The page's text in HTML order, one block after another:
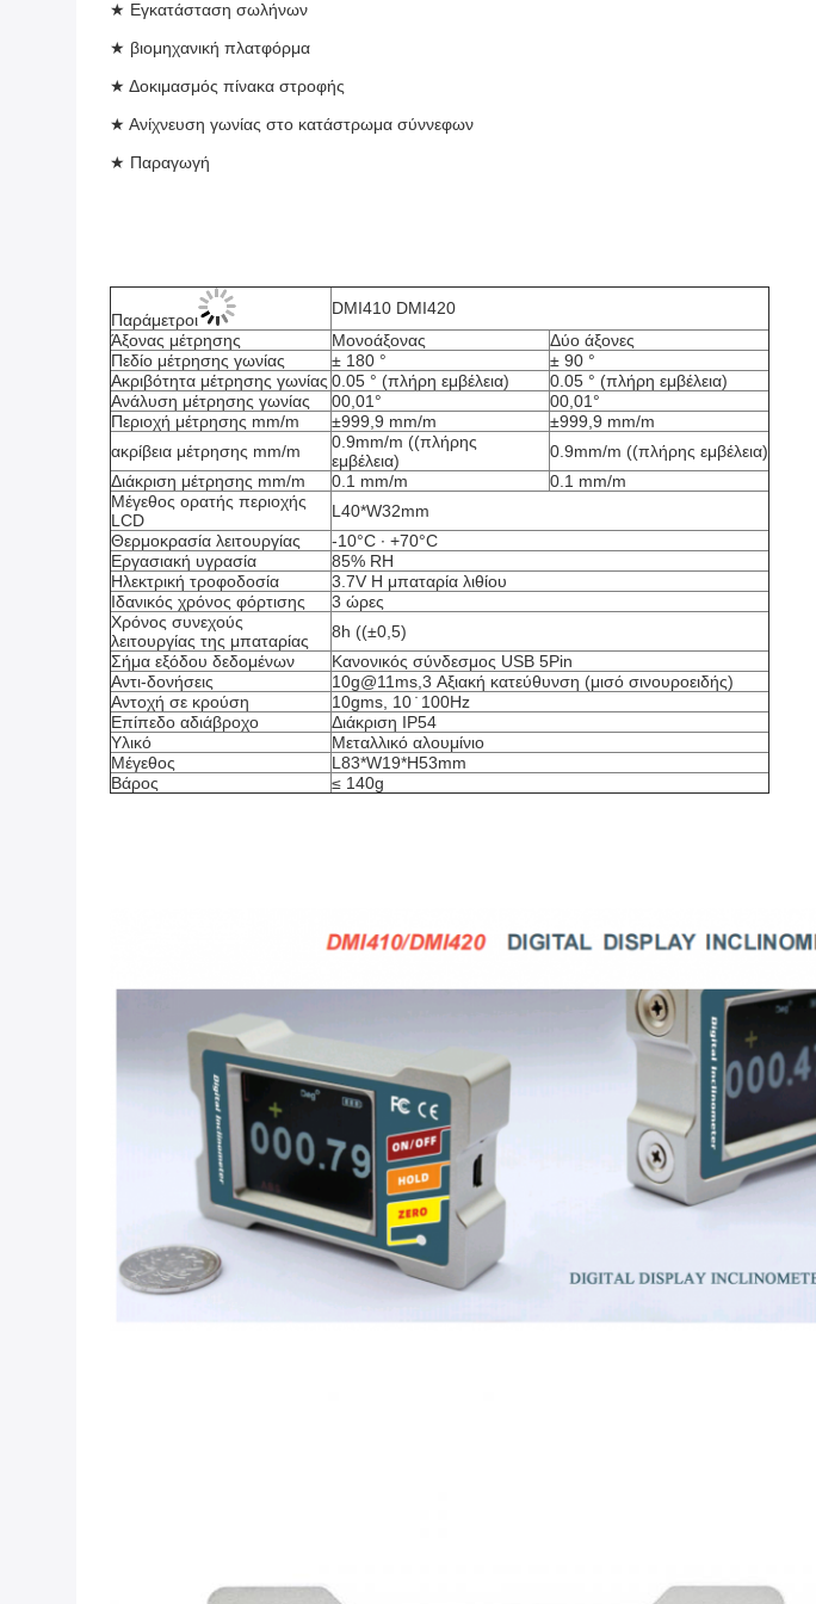
★ Εγκατάσταση σωλήνων
★ βιομηχανική πλατφόρμα
★ Δοκιμασμός πίνακα στροφής
★ Ανίχνευση γωνίας στο κατάστρωμα σύννεφων
★ Παραγωγή
Παράμετροι
DMI410 DMI420
Άξονας μέτρησης
Μονοάξονας
Δύο άξονες
Πεδίο μέτρησης γωνίας
± 180 °
± 90 °
Ακριβότητα μέτρησης γωνίας 0.05 ° (πλήρη εμβέλεια)
0.05 ° (πλήρη εμβέλεια)
Ανάλυση μέτρησης γωνίας
00,01°
00,01°
Περιοχή μέτρησης mm/m
±999,9 mm/m
±999,9 mm/m
ακρίβεια μέτρησης mm/m
0.9mm/m ((πλήρης
εμβέλεια)
0.9mm/m ((πλήρης εμβέλεια)
Διάκριση μέτρησης mm/m
0.1 mm/m
0.1 mm/m
Μέγεθος ορατής περιοχής
LCD
L40*W32mm
Θερμοκρασία λειτουργίας
-10°C ∙ +70°C
Εργασιακή υγρασία
85% RH
Ηλεκτρική τροφοδοσία
3.7V Η μπαταρία λιθίου
Ιδανικός χρόνος φόρτισης
3 ώρες
Χρόνος συνεχούς
λειτουργίας της μπαταρίας
8h ((±0,5)
Σήμα εξόδου δεδομένων
Κανονικός σύνδεσμος USB 5Pin
Αντι-δονήσεις
10g@11ms,3 Αξιακή κατεύθυνση (μισό σινουροειδής)
Αντοχή σε κρούση
10gms, 10 ̇ 100Hz
Επίπεδο αδιάβροχο
Διάκριση IP54
Υλικό
Μεταλλικό αλουμίνιο
Μέγεθος
L83*W19*H53mm
Βάρος
≤ 140g